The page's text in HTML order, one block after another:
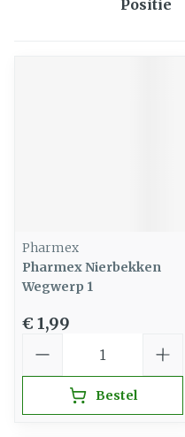
Sorteer op:
Pharmex
Pharmex Nierbekken
Wegwerp 1
€ 1,99
Bestel